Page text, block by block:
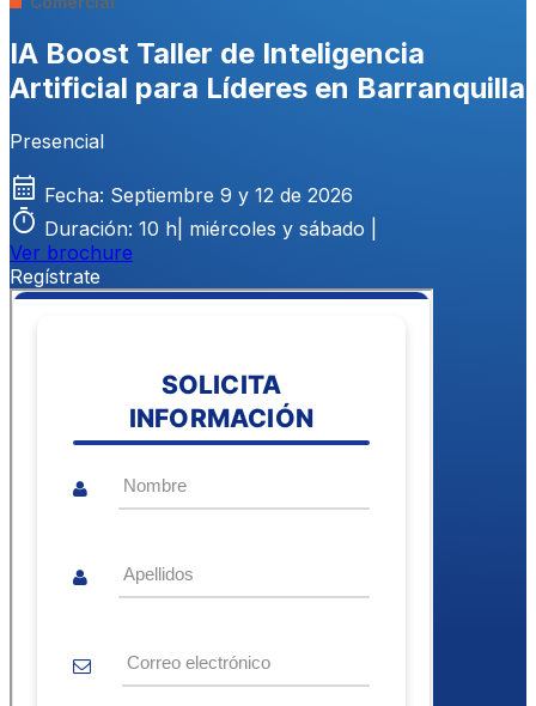
IA Boost Taller de Inteligencia
Artificial para Líderes en Barranquilla
Presencial
calendar_month Fecha: Septiembre 9 y 12 de 2026
timer Duración: 10 h| miércoles y sábado |
Ver brochure
Regístrate